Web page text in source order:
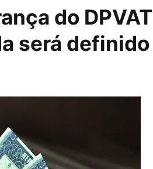
do DPVAT
será definido